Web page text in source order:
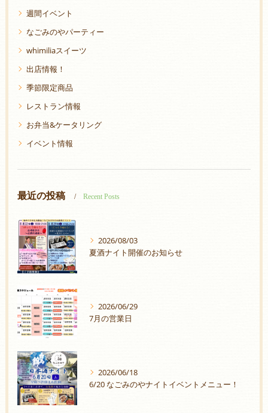
週間イベント
なごみのやパーティー
whimiliaスイーツ
出店情報！
季節限定商品
レストラン情報
お弁当&ケータリング
イベント情報
最近の投稿 Recent Posts
2026/08/03
夏酒ナイト開催のお知らせ
2026/06/29
7月の営業日
2026/06/18
6/20 なごみのやナイトイベントメニュー！